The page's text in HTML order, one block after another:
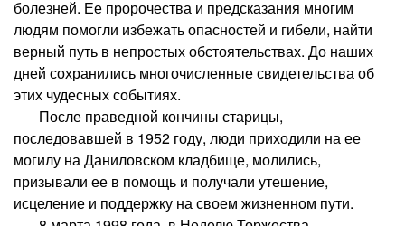
болезней. Ее пророчества и предсказания многим
людям помогли избежать опасностей и гибели, найти
верный путь в непростых обстоятельствах. До наших
дней сохранились многочисленные свидетельства об
этих чудесных событиях.
После праведной кончины старицы,
последовавшей в 1952 году, люди приходили на ее
могилу на Даниловском кладбище, молились,
призывали ее в помощь и получали утешение,
исцеление и поддержку на своем жизненном пути.